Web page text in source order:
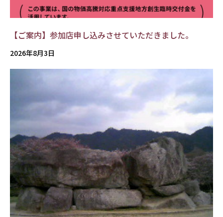
【ご案内】参加店申し込みさせていただきました。
2026年8月3日